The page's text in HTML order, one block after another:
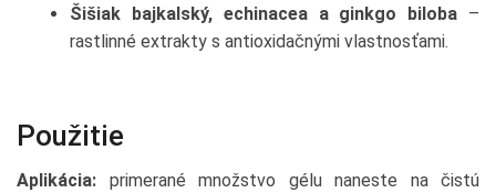
Šišiak bajkalský, echinacea a ginkgo biloba –
rastlinné extrakty s antioxidačnými vlastnosťami.
Použitie
Aplikácia: primerané množstvo gélu naneste na čistú